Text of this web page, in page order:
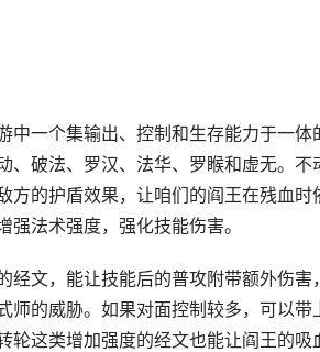
中一个集输出、控制和生存能力于一
、破法、罗汉、法华、罗睺和虚无。
方的护盾效果，让咱们的阎王在残血
强法术强度，强化技能伤害。
经文，能让技能后的普攻附带额外伤
师的威胁。如果对面控制较多，可以
轮这类增加强度的经文也能让阎王的